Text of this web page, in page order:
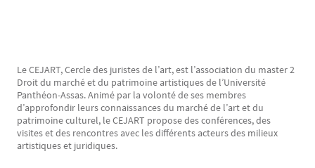
Le CEJART, Cercle des juristes de l’art, est l’association du master 2
Droit du marché et du patrimoine artistiques de l’Université
Panthéon-Assas. Animé par la volonté de ses membres
d’approfondir leurs connaissances du marché de l’art et du
patrimoine culturel, le CEJART propose des conférences, des
visites et des rencontres avec les différents acteurs des milieux
artistiques et juridiques.